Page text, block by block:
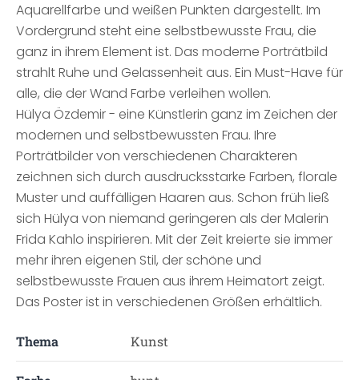
Aquarellfarbe und weißen Punkten dargestellt. Im
Vordergrund steht eine selbstbewusste Frau, die
ganz in ihrem Element ist. Das moderne Porträtbild
strahlt Ruhe und Gelassenheit aus. Ein Must-Have für
alle, die der Wand Farbe verleihen wollen.
Hülya Özdemir - eine Künstlerin ganz im Zeichen der
modernen und selbstbewussten Frau. Ihre
Porträtbilder von verschiedenen Charakteren
zeichnen sich durch ausdrucksstarke Farben, florale
Muster und auffälligen Haaren aus. Schon früh ließ
sich Hülya von niemand geringeren als der Malerin
Frida Kahlo inspirieren. Mit der Zeit kreierte sie immer
mehr ihren eigenen Stil, der schöne und
selbstbewusste Frauen aus ihrem Heimatort zeigt.
Das Poster ist in verschiedenen Größen erhältlich.
Thema Kunst